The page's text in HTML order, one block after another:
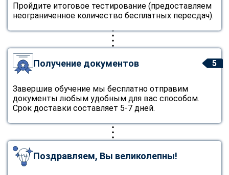
Пройдите итоговое тестирование (предоставляем
неограниченное количество бесплатных пересдач).
5
Получение документов
Завершив обучение мы бесплатно отправим
документы любым удобным для вас способом.
Срок доставки составляет 5-7 дней.
Поздравляем, Вы великолепны!